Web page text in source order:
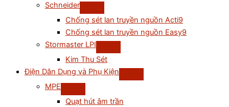
Schneider
Chống sét lan truyền nguồn Acti9
Chống sét lan truyền nguồn Easy9
Stormaster LPI
Kim Thu Sét
Điện Dân Dụng và Phụ Kiện
MPE
Quạt hút âm trần